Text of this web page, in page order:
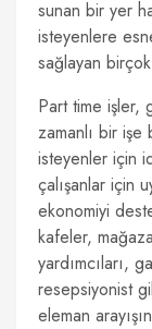
sunan bir yer
isteyenlere
sağlayan
Part time işler,
zamanlı bir
isteyenler için
çalışanlar için
ekonomiyi
kafeler,
yardımcıları,
resepsiyonist
eleman